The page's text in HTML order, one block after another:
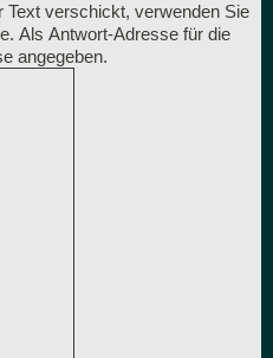
verschickt, verwenden Sie
Als Antwort-Adresse für die
angegeben.